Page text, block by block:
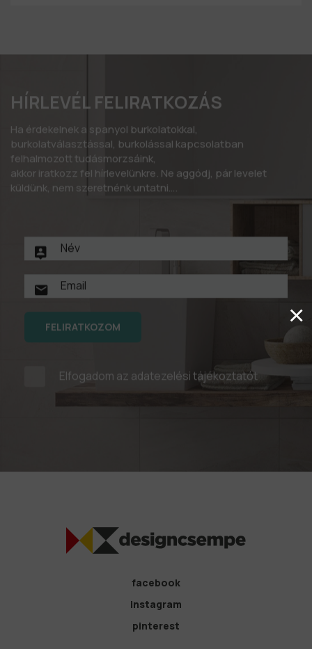
HÍRLEVÉL FELIRATKOZÁS
Ha érdekelnek a spanyol burkolatokkal,
burkolatválasztással, burkolással kapcsolatban
felhalmozott tudásmorzsáink,
akkor iratkozz fel hírlevelünkre. Ne aggódj, pár levelet
küldünk, nem szeretnénk untatni….
FELIRATKOZOM
Elfogadom az adatezelési tájékoztatót
facebook
instagram
pinterest
×